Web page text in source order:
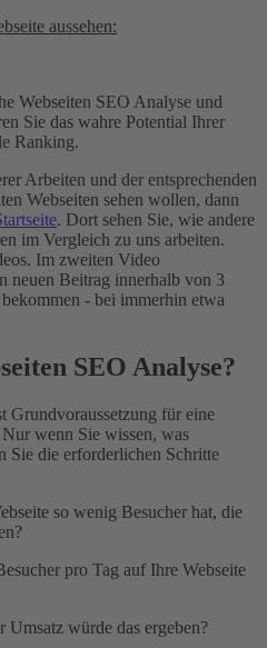
aussehen:
Webseiten SEO Analyse und
Sie das wahre Potential Ihrer
Ranking.
Arbeiten und der entsprechenden
Webseiten sehen wollen, dann
. Dort sehen Sie, wie andere
im Vergleich zu uns arbeiten.
Im zweiten Video
neuen Beitrag innerhalb von 3
- bei immerhin etwa
SEO Analyse?
Grundvoraussetzung für eine
wenn Sie wissen, was
Sie die erforderlichen Schritte
so wenig Besucher hat, die
pro Tag auf Ihre Webseite
würde das ergeben?